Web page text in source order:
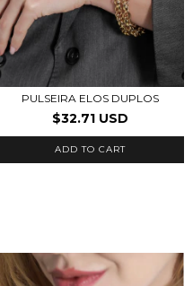
PULSEIRA ELOS DUPLOS
$32.71 USD